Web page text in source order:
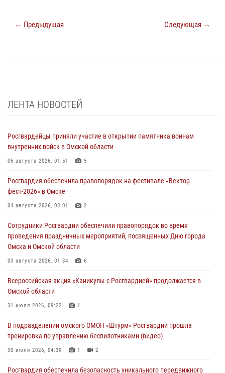
← Предыдущая Следующая →
ЛЕНТА НОВОСТЕЙ
Росгвардейцы приняли участие в открытии памятника воинам
внутренних войск в Омской области
05 августа 2026, 01:51 5
Росгвардия обеспечила правопорядок на фестивале «Вектор
фест-2026» в Омске
04 августа 2026, 03:01 2
Сотрудники Росгвардии обеспечили правопорядок во время
проведения праздничных мероприятий, посвященных Дню города
Омска и Омской области
03 августа 2026, 01:34 6
Всероссийская акция «Каникулы с Росгвардией» продолжается в
Омской области
31 июля 2026, 09:22 1
В подразделении омского ОМОН «Штурм» Росгвардии прошла
тренировка по управлению беспилотниками (видео)
30 июля 2026, 04:39 1 2
Росгвардия обеспечила безопасность уникального передвижного